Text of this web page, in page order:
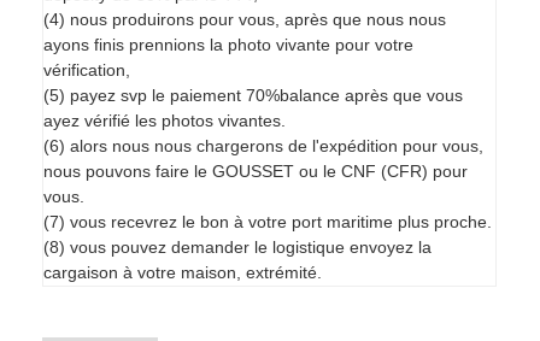
(4) nous produirons pour vous, après que nous nous
ayons finis prennions la photo vivante pour votre
vérification,
(5) payez svp le paiement 70%balance après que vous
ayez vérifié les photos vivantes.
(6) alors nous nous chargerons de l'expédition pour vous,
nous pouvons faire le GOUSSET ou le CNF (CFR) pour
vous.
(7) vous recevrez le bon à votre port maritime plus proche.
(8) vous pouvez demander le logistique envoyez la
cargaison à votre maison, extrémité.